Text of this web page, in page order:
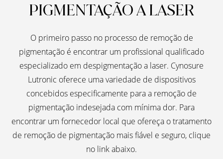
PIGMENTAÇÃO A LASER
O primeiro passo no processo de remoção de
pigmentação é encontrar um profissional qualificado
especializado em despigmentação a laser. Cynosure
Lutronic oferece uma variedade de dispositivos
concebidos especificamente para a remoção de
pigmentação indesejada com mínima dor. Para
encontrar um fornecedor local que ofereça o tratamento
de remoção de pigmentação mais fiável e seguro, clique
no link abaixo.